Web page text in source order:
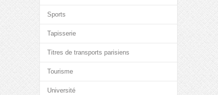
Sports
Tapisserie
Titres de transports parisiens
Tourisme
Université